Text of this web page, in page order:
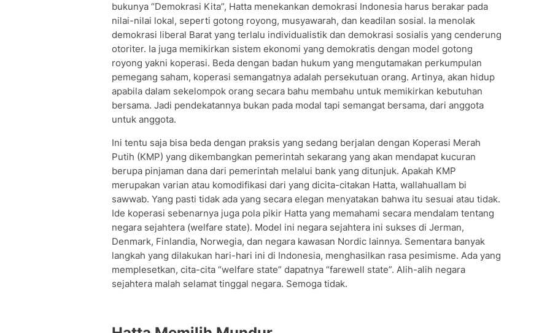
bukunya “Demokrasi Kita”, Hatta menekankan demokrasi Indonesia harus berakar pada
nilai-nilai lokal, seperti gotong royong, musyawarah, dan keadilan sosial. Ia menolak
demokrasi liberal Barat yang terlalu individualistik dan demokrasi sosialis yang cenderung
otoriter. Ia juga memikirkan sistem ekonomi yang demokratis dengan model gotong
royong yakni koperasi. Beda dengan badan hukum yang mengutamakan perkumpulan
pemegang saham, koperasi semangatnya adalah persekutuan orang. Artinya, akan hidup
apabila dalam sekelompok orang secara bahu membahu untuk memikirkan kebutuhan
bersama. Jadi pendekatannya bukan pada modal tapi semangat bersama, dari anggota
untuk anggota.
Ini tentu saja bisa beda dengan praksis yang sedang berjalan dengan Koperasi Merah
Putih (KMP) yang dikembangkan pemerintah sekarang yang akan mendapat kucuran
berupa pinjaman dana dari pemerintah melalui bank yang ditunjuk. Apakah KMP
merupakan varian atau komodifikasi dari yang dicita-citakan Hatta, wallahuallam bi
sawwab. Yang pasti tidak ada yang secara elegan menyatakan bahwa itu sesuai atau tidak.
Ide koperasi sebenarnya juga pola pikir Hatta yang memahami secara mendalam tentang
negara sejahtera (welfare state). Model ini negara sejahtera ini sukses di Jerman,
Denmark, Finlandia, Norwegia, dan negara kawasan Nordic lainnya. Sementara banyak
langkah yang dilakukan hari-hari ini di Indonesia, menghasilkan rasa pesimisme. Ada yang
memplesetkan, cita-cita “welfare state” dapatnya “farewell state”. Alih-alih negara
sejahtera malah selamat tinggal negara. Semoga tidak.